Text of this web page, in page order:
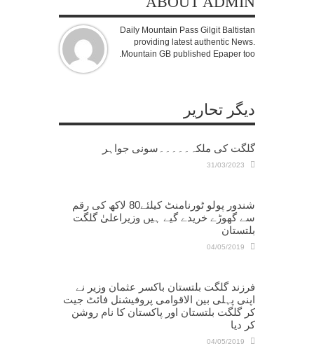
Daily Mountain Pass Gilgit Baltistan
providing latest authentic News.
Mountain GB published Epaper too.
دیگر تحاریر
گلگت کی ملکہ۔۔۔۔۔سونی جواہر
31/03/2023
شندور پولو ٹورنامنٹ کیلئے80 لاکھ کی رقم
سے گھوڑے خریدے گیے ہیں وزیراعلیٰ گلگت
بلتستان
04/05/2019
فرزند گلگت بلتستان باکسر عثمان وزیر نے
اپنی پہلی بین الاقوامی پروفیشنل فائٹ جیت
کر گلگت بلتستان اور پاکستان کا نام روشن
کر دیا
04/05/2019